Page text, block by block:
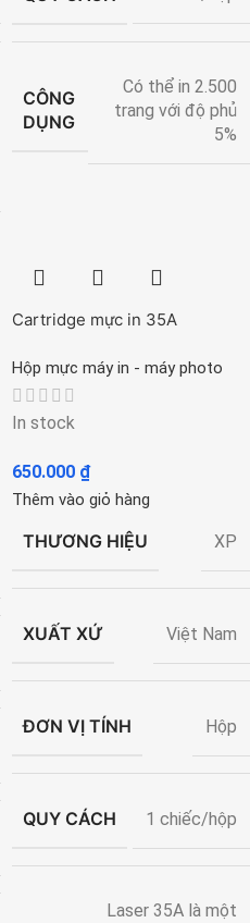
CÔNG
DỤNG
Có thể in 2.500
trang với độ phủ
5%
Cartridge mực in 35A
Hộp mực máy in - máy photo
In stock
650.000 ₫
Thêm vào giỏ hàng
THƯƠNG HIỆU XP
XUẤT XỨ Việt Nam
ĐƠN VỊ TÍNH Hộp
QUY CÁCH 1 chiếc/hộp
Laser 35A là một